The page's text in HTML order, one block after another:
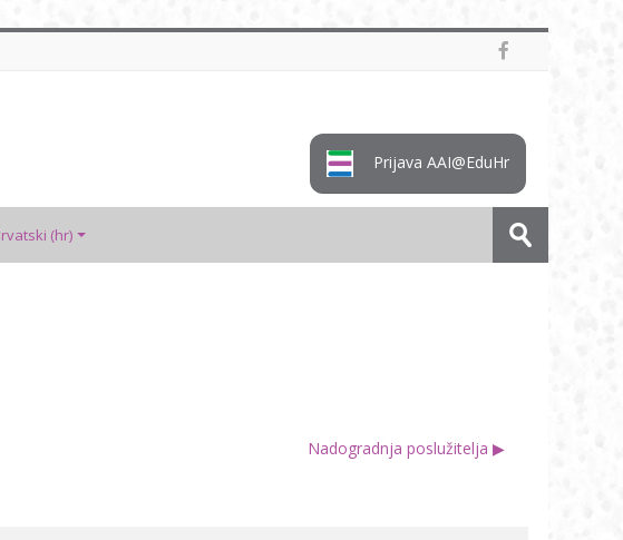
Prijava AAI@EduHr
‎(hr)‎
kolegije
Predaj
Nadogradnja poslužitelja ▶︎